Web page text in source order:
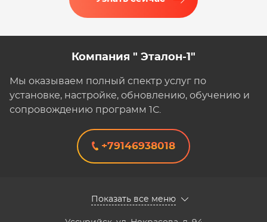
Компания " Эталон-1"
Мы оказываем полный спектр услуг по
установке, настройке, обновлению, обучению и
сопровождению программ 1С.
+79146938018
Показать все меню